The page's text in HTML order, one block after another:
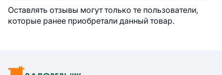
Оставлять отзывы могут только те пользователи,
которые ранее приобретали данный товар.